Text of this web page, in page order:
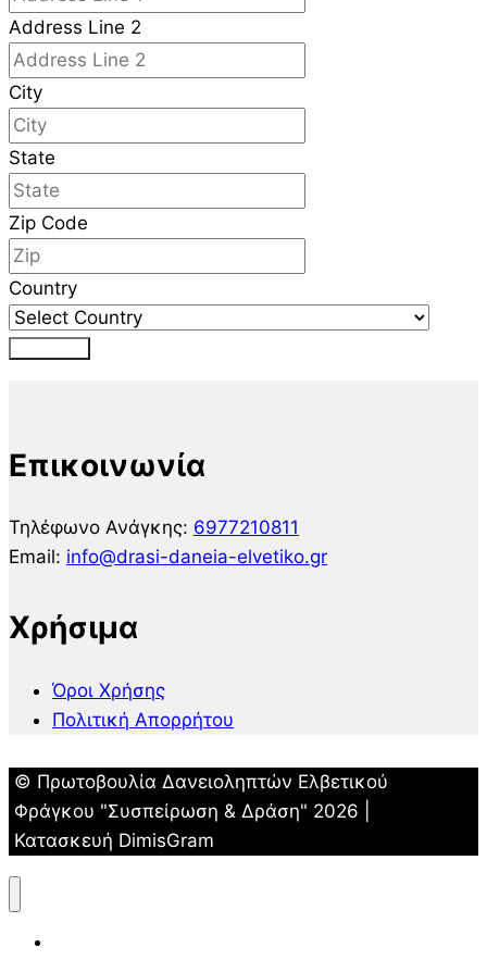
Address Line 2
City
State
Zip Code
Country
Επικοινωνία
Τηλέφωνο Ανάγκης: 6977210811
Email: info@drasi-daneia-elvetiko.gr
Χρήσιμα
Όροι Χρήσης
Πολιτική Απορρήτου
© Πρωτοβουλία Δανειοληπτών Ελβετικού
Φράγκου "Συσπείρωση & Δράση" 2026 |
Κατασκευή DimisGram